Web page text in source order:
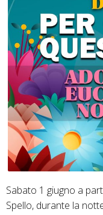
Sabato 1 giugno a
Spello, durante la